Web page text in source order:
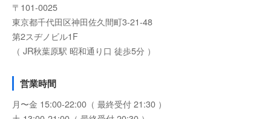
〒101-0025
東京都千代田区神田佐久間町3-21-48
第2スヂノビル1F
（ JR秋葉原駅 昭和通り口 徒歩5分 ）
営業時間
月〜金 15:00-22:00（ 最終受付 21:30 ）